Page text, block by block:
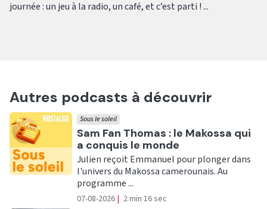
journée : un jeu à la radio, un café, et c’est parti ! ...
Autres podcasts à découvrir
Ecouter
Sam Fan Thomas : le Makossa qui
a conquis le monde
Sous le soleil
Julien reçoit Emmanuel pour plonger dans
l'univers du Makossa camerounais. Au
programme ...
07-08-2026 | 2 min 16 sec